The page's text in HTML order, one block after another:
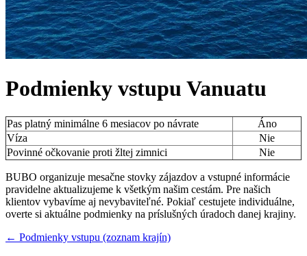
Podmienky vstupu Vanuatu
Pas platný minimálne 6 mesiacov po návrate
Áno
Víza
Nie
Povinné očkovanie proti žltej zimnici
Nie
BUBO organizuje mesačne stovky zájazdov a vstupné informácie
pravidelne aktualizujeme k všetkým našim cestám. Pre našich
klientov vybavíme aj nevybaviteľné. Pokiaľ cestujete individuálne,
overte si aktuálne podmienky na príslušných úradoch danej krajiny.
← Podmienky vstupu (zoznam krajín)